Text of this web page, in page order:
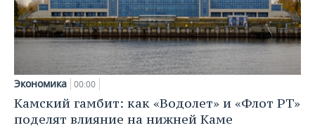
Экономика 00:00
Камский гамбит: как «Водолет» и «Флот РТ»
поделят влияние на нижней Каме